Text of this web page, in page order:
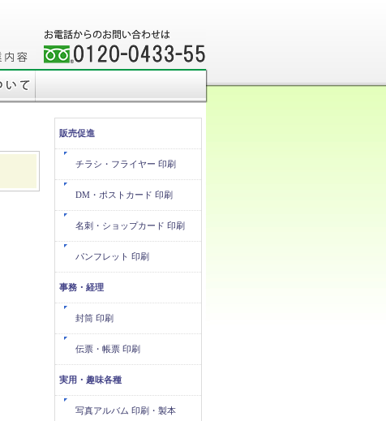
販売促進
チラシ・フライヤー 印刷
DM・ポストカード 印刷
名刺・ショップカード 印刷
パンフレット 印刷
事務・経理
封筒 印刷
伝票・帳票 印刷
実用・趣味各種
写真アルバム 印刷・製本